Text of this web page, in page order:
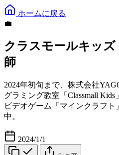
ホームに戻る
💼
クラスモールキッ
師
2024年初旬まで、株式会社
グラミング教室「Classmall
ビデオゲーム「マインクラフ
中。
2024/1/1